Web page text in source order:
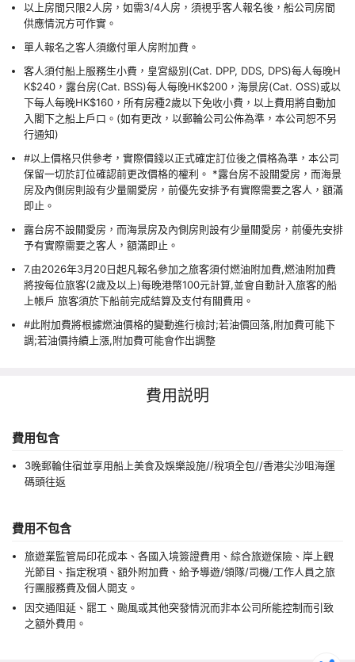
以上房間只限2人房，如需3/4人房，須視乎客人報名後，船公司房間
供應情況方可作實。
單人報名之客人須繳付單人房附加費。
客人須付船上服務生小費，皇宮級別(Cat. DPP, DDS, DPS)每人每晚H
K$240，露台房(Cat. BSS)每人每晚HK$200，海景房(Cat. OSS)或以
下每人每晚HK$160，所有房種2歲以下免收小費，以上費用將自動加
入閣下之船上戶口。(如有更改，以郵輪公司公佈為準，本公司恕不另
行通知)
#以上價格只供參考，實際價錢以正式確定訂位後之價格為準，本公司
保留一切於訂位確認前更改價格的權利。 *露台房不設關愛房，而海景
房及內側房則設有少量關愛房，前優先安排予有實際需要之客人，額滿
即止。
露台房不設關愛房，而海景房及內側房則設有少量關愛房，前優先安排
予有實際需要之客人，額滿即止。
7.由2026年3月20日起凡報名參加之旅客須付燃油附加費,燃油附加費
將按每位旅客(2歲及以上)每晚港幣100元計算,並會自動計入旅客的船
上帳戶 旅客須於下船前完成結算及支付有關費用。
#此附加費將根據燃油價格的變動進行檢討;若油價回落,附加費可能下
調;若油價持續上漲,附加費可能會作出調整
費用説明
費用包含
3晚郵輪住宿並享用船上美食及娛樂設施//稅項全包//香港尖沙咀海運
碼頭往返
費用不包含
旅遊業監管局印花成本、各國入境簽證費用、綜合旅遊保險、岸上觀
光節目、指定稅項、額外附加費、給予導遊/領隊/司機/工作人員之旅
行團服務費及個人開支。
因交通阻延、罷工、颱風或其他突發情況而非本公司所能控制而引致
之額外費用。